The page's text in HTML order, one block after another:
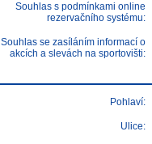
Souhlas s podmínkami online
rezervačního systému:
Souhlas se zasíláním informací o
akcích a slevách na sportovišti:
Pohlaví:
Ulice: